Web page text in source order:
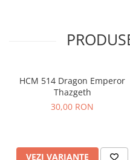
HCM 514 Dragon Emperor
Thazgeth
30,00 RON
VEZI VARIANTE